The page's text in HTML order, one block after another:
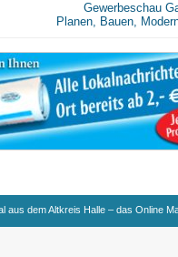
Gewerbeschau
Planen, Bauen,
aus dem Altkreis Halle – das Online